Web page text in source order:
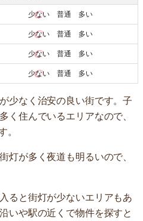
少ない 普通 多い
少ない 普通 多い
少ない 普通 多い
少ない 普通 多い
少なく治安の良い街です。子
く住んでいるエリアなので、
。
灯が多く夜道も明るいので、
ると街灯が少ないエリアもあ
いや駅の近くで物件を探すと